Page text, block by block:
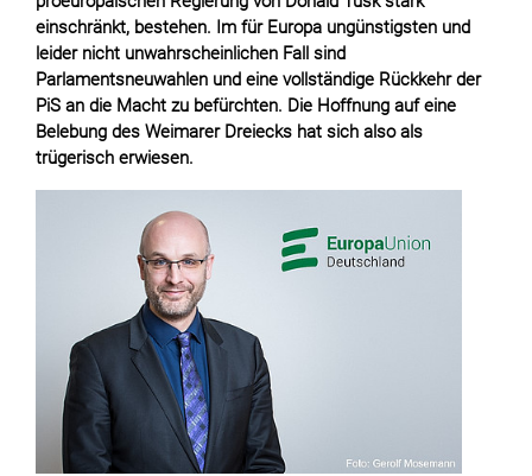
einschränkt, bestehen. Im für Europa ungünstigsten und
leider nicht unwahrscheinlichen Fall sind
Parlamentsneuwahlen und eine vollständige Rückkehr der
PiS an die Macht zu befürchten. Die Hoffnung auf eine
Belebung des Weimarer Dreiecks hat sich also als
trügerisch erwiesen.